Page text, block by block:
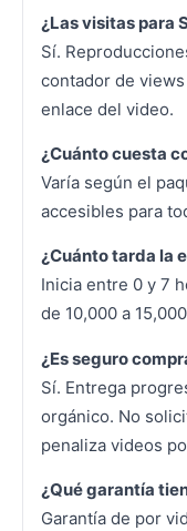
¿Las visitas para
Sí.
contador de
enlace del video.
¿Cuánto cuesta
Varía según el
accesibles para
¿Cuánto tarda la
Inicia entre 0 y 7
de 10,000 a
¿Es seguro
Sí. Entrega
orgánico. No
penaliza videos
¿Qué garantía
Garantía de por